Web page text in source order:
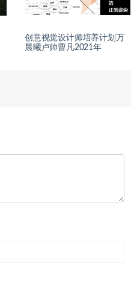
创意视觉设计师培养计划万
晨曦卢帅曹凡2021年